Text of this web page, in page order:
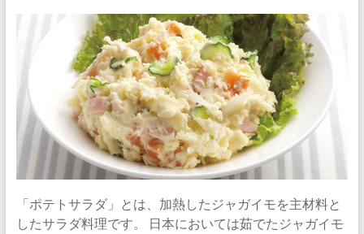
「ポテトサラダ」とは、加熱したジャガイモを主材料と
したサラダ料理です。 日本においては茹でたジャガイモ